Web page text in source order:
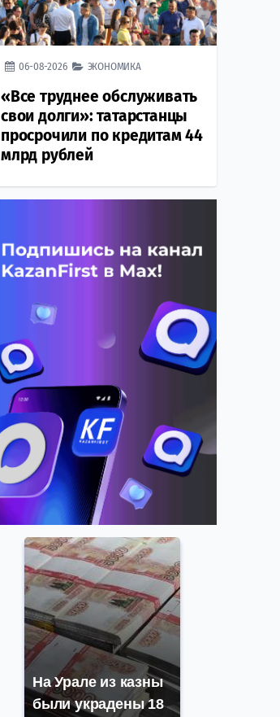
06-08-2026 ЭКОНОМИКА
«Все труднее обслуживать
свои долги»: татарстанцы
просрочили по кредитам 44
млрд рублей
На Урале из казны
были украдены 18